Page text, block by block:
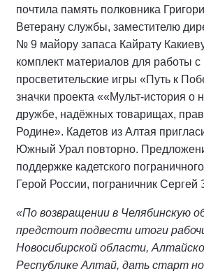
почтила память полковника
Ветерану службы, заместителю
№ 9 майору запаса Кайрату
комплект материалов для работы с
просветительские игры «Путь к
значки проекта ««Мульт-история о
дружбе, надёжных товарищах,
Родине». Кадетов из Алтая
Южный Урал повторно.
поддержке кадетского
Герой России, пограничник Сергей
«По возвращении в Челябинскую
предстоит подвести итоги
Новосибирской области,
Республике Алтай, дать старт